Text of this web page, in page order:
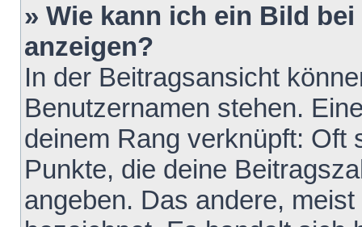
» Wie kann ich ein Bild
anzeigen?
In der Beitragsansicht
Benutzernamen stehen.
deinem Rang verknüpft: Oft
Punkte, die deine
angeben. Das andere,